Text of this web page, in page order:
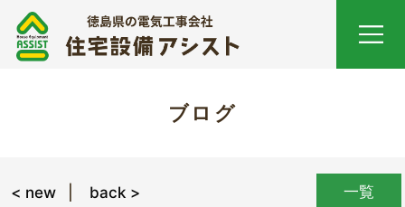
ブログ
一覧
< new back >